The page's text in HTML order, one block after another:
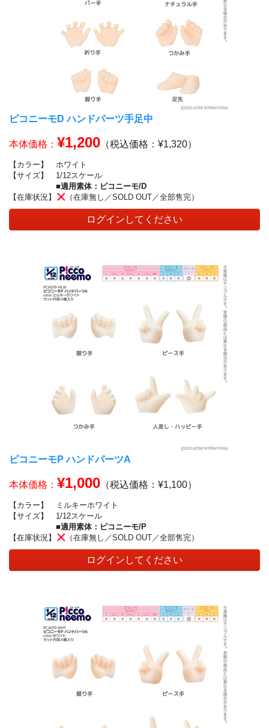
ピコニーモD ハンドパーツ手足中
本体価格： ¥1,200 （税込価格：¥1,320）
【カラー】
ホワイト
【サイズ】
1/12スケール
■適用素体：ピコニーモ/D
【在庫状況】
（在庫無し／SOLD OUT／全部售完）
ログインしてください
ピコニーモP ハンドパーツA
本体価格： ¥1,000 （税込価格：¥1,100）
【カラー】
ミルキーホワイト
【サイズ】
1/12スケール
■適用素体：ピコニーモ/P
【在庫状況】
（在庫無し／SOLD OUT／全部售完）
ログインしてください